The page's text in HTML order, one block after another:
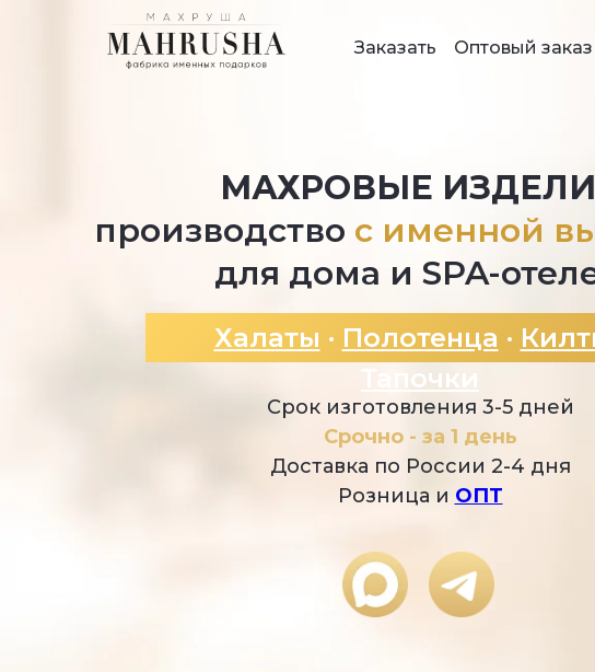
Срок изготовления 3-5 дней
Cрочно - за 1 день
Доставка по России 2-4 дня
Розница и ОПТ
Халаты · Полотенца ·
Тапочки
МАХРОВЫЕ
производство с именной
для дома и SPA-
Оптовый заказ
Заказать